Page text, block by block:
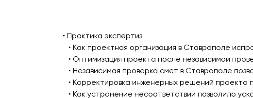
• Практика экспертиз
• Как проектная организация в Ставрополе
• Оптимизация проекта после независимой
• Независимая проверка смет в Ставрополе
• Корректировка инженерных решений проекта
• Как устранение несоответствий позволило